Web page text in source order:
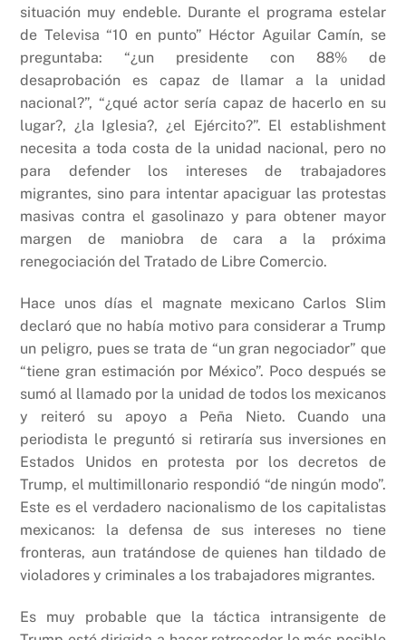
situación muy endeble. Durante el programa estelar
de Televisa “10 en punto” Héctor Aguilar Camín, se
preguntaba: “¿un presidente con 88% de
desaprobación es capaz de llamar a la unidad
nacional?”, “¿qué actor sería capaz de hacerlo en su
lugar?, ¿la Iglesia?, ¿el Ejército?”. El establishment
necesita a toda costa de la unidad nacional, pero no
para defender los intereses de trabajadores
migrantes, sino para intentar apaciguar las protestas
masivas contra el gasolinazo y para obtener mayor
margen de maniobra de cara a la próxima
renegociación del Tratado de Libre Comercio.
Hace unos días el magnate mexicano Carlos Slim
declaró que no había motivo para considerar a Trump
un peligro, pues se trata de “un gran negociador” que
“tiene gran estimación por México”. Poco después se
sumó al llamado por la unidad de todos los mexicanos
y reiteró su apoyo a Peña Nieto. Cuando una
periodista le preguntó si retiraría sus inversiones en
Estados Unidos en protesta por los decretos de
Trump, el multimillonario respondió “de ningún modo”.
Este es el verdadero nacionalismo de los capitalistas
mexicanos: la defensa de sus intereses no tiene
fronteras, aun tratándose de quienes han tildado de
violadores y criminales a los trabajadores migrantes.
Es muy probable que la táctica intransigente de